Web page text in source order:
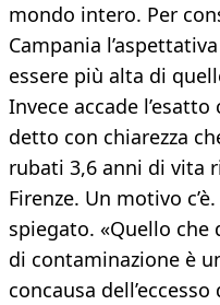
mondo intero. Per
Campania
essere più alta di
Invece accade
detto con chiarezza
rubati 3,6 anni di vita
Firenze. Un motivo
spiegato. «Quello
di contaminazione è
concausa